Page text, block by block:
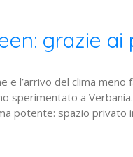
grazie
e l’arrivo del clima
sperimentato a
potente: spazio privato